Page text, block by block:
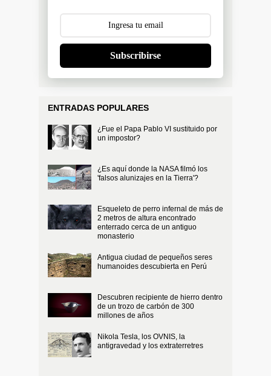
Subscribirse
ENTRADAS POPULARES
¿Fue el Papa Pablo VI sustituido por
un impostor?
¿Es aquí donde la NASA filmó los
'falsos alunizajes en la Tierra'?
Esqueleto de perro infernal de más de
2 metros de altura encontrado
enterrado cerca de un antiguo
monasterio
Antigua ciudad de pequeños seres
humanoides descubierta en Perú
Descubren recipiente de hierro dentro
de un trozo de carbón de 300
millones de años
Nikola Tesla, los OVNIS, la
antigravedad y los extraterretres